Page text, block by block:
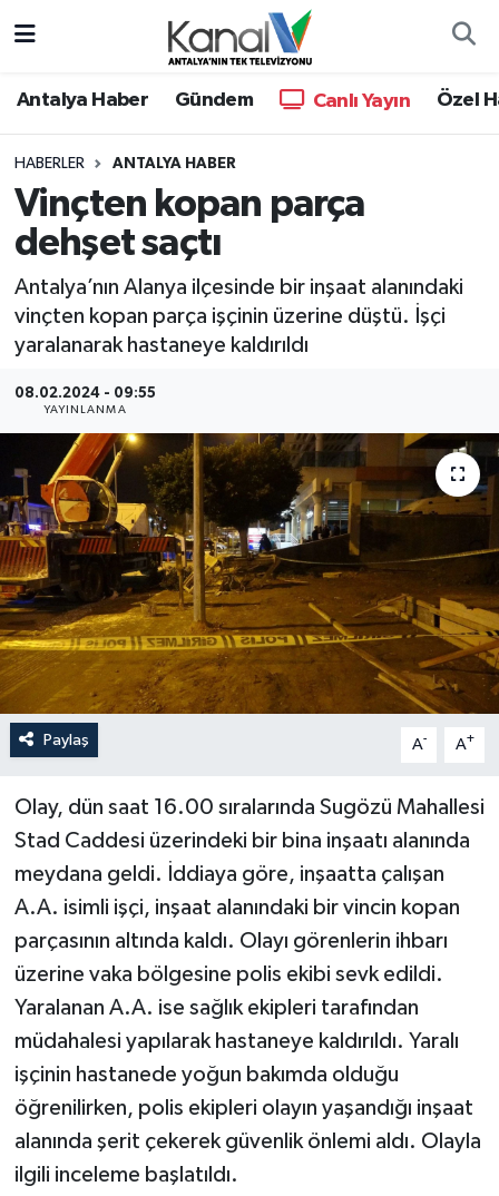
Antalya Haber Gündem Canlı Yayın Özel
HABERLER ANTALYA HABER
Vinçten kopan parça
dehşet saçtı
Antalya’nın Alanya ilçesinde bir inşaat alanındaki
vinçten kopan parça işçinin üzerine düştü. İşçi
yaralanarak hastaneye kaldırıldı
08.02.2024 - 09:55
YAYINLANMA
Paylaş A- A+
Olay, dün saat 16.00 sıralarında Sugözü Mahallesi
Stad Caddesi üzerindeki bir bina inşaatı alanında
meydana geldi. İddiaya göre, inşaatta çalışan
A.A. isimli işçi, inşaat alanındaki bir vincin kopan
parçasının altında kaldı. Olayı görenlerin ihbarı
üzerine vaka bölgesine polis ekibi sevk edildi.
Yaralanan A.A. ise sağlık ekipleri tarafından
müdahalesi yapılarak hastaneye kaldırıldı. Yaralı
işçinin hastanede yoğun bakımda olduğu
öğrenilirken, polis ekipleri olayın yaşandığı inşaat
alanında şerit çekerek güvenlik önlemi aldı. Olayla
ilgili inceleme başlatıldı.
Antalya Haber
Dünya
Eğitim
Ekonomi
Haber Kuşakları
Haberler
KANALV Spor
Kültür Sanat
Magazin
Sağlık
Siyaset
Sosyal medya
Teknoloji
Televizyon
Turizm
Hava Durumu
Trafik Durumu
Süper Lig Puan Durumu ve Fikstür
Tüm Manşetler